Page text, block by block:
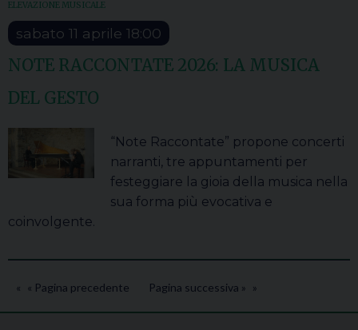
ELEVAZIONE MUSICALE
sabato 11 aprile 18:00
NOTE RACCONTATE 2026: LA MUSICA
DEL GESTO
“Note Raccontate” propone concerti
narranti, tre appuntamenti per
festeggiare la gioia della musica nella
sua forma più evocativa e
coinvolgente.
« Pagina precedente Pagina successiva »